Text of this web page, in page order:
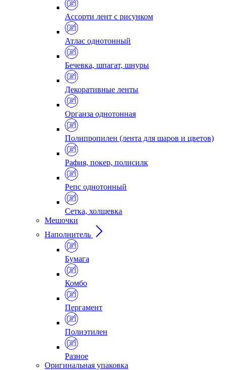
Ассорти лент с рисунком
Атлас однотонный
Бечевка, шпагат, шнуры
Декоративные ленты
Органза однотонная
Полипропилен (лента для шаров и цветов)
Рафия, покер, полисилк
Репс однотонный
Сетка, холщевка
Мешочки
Наполнитель
Бумага
Комбо
Пергамент
Полиэтилен
Разное
Оригинальная упаковка